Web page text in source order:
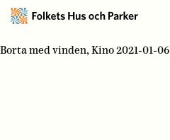
Borta med vinden, Kino 2021-01-06